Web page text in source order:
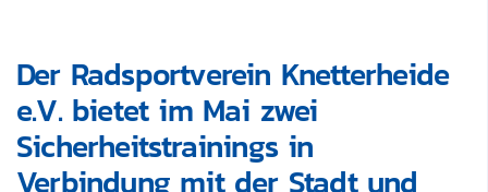
Der Radsportverein Knetterheide
e.V. bietet im Mai zwei
Sicherheitstrainings in
Verbindung mit der Stadt und